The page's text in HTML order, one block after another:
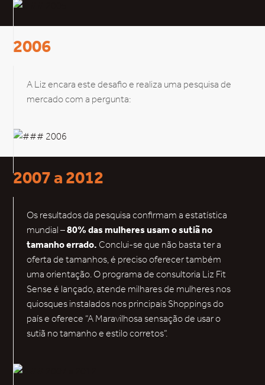
2006
A Liz encara este desafio e realiza uma pesquisa de
mercado com a pergunta:
2007 a 2012
Os resultados da pesquisa confirmam a estatística
mundial –80% das mulheres usam o sutiã no
tamanho errado. Conclui-se que não basta ter a
oferta de tamanhos, é preciso oferecer também
uma orientação. O programa de consultoria Liz Fit
Sense é lançado, atende milhares de mulheres nos
quiosques instalados nos principais Shoppings do
país e oferece “A Maravilhosa sensação de usar o
sutiã no tamanho e estilo corretos”.